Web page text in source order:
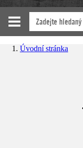
Úvodní stránka